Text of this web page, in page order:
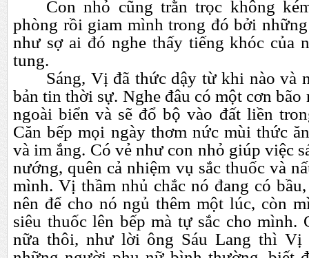
Con nhỏ cũng trằn trọc không
phòng rồi giam mình trong đó bởi
như sợ ai đó nghe thấy tiếng khóc của
tung.
Sáng, Vị đã thức dậy từ khi nào và
bản tin thời sự. Nghe đâu có một cơn
ngoài biển và sẽ đổ bộ vào đất liền
Căn bếp mọi ngày thơm nức mùi thức
và im ắng. Có vẻ như con nhỏ giúp việc
nướng, quên cả nhiệm vụ sắc thuốc và
mình. Vị thầm nhủ chắc nó đang có
nên để cho nó ngủ thêm một lúc, còn
siêu thuốc lên bếp mà tự sắc cho mình.
nữa thôi, như lời ông Sáu Lang thì Vị